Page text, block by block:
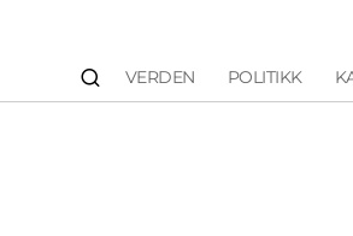
VERDEN POLITIKK